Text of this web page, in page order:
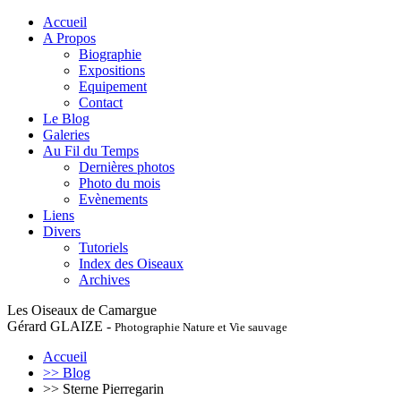
Accueil
A Propos
Biographie
Expositions
Equipement
Contact
Le Blog
Galeries
Au Fil du Temps
Dernières photos
Photo du mois
Evènements
Liens
Divers
Tutoriels
Index des Oiseaux
Archives
Les Oiseaux de Camargue
Gérard GLAIZE - Photographie Nature et Vie sauvage
Accueil
>> Blog
>> Sterne Pierregarin